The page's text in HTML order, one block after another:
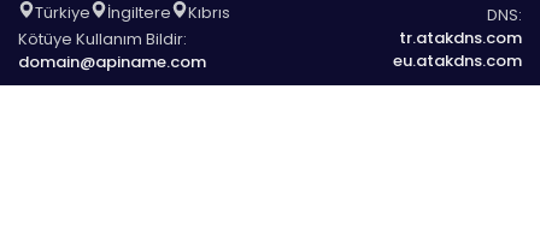
Türkiye İngiltere
Kıbrıs
Kötüye Kullanım Bildir:
domain@apiname.com
DNS:
tr.atakdns.com
eu.atakdns.com